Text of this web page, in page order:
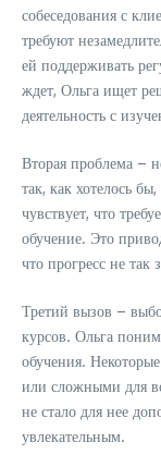
собеседования с
требуют
ей поддерживать
ждет, Ольга ищет
деятельность с
Вторая проблема –
так, как хотелось
чувствует, что
обучение. Это
что прогресс не так
Третий вызов –
курсов. Ольга
обучения.
или сложными для
не стало для нее
увлекательным.